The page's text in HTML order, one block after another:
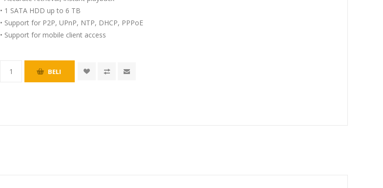
• 1 SATA HDD up to 6 TB
• Support for P2P, UPnP, NTP, DHCP, PPPoE
• Support for mobile client access